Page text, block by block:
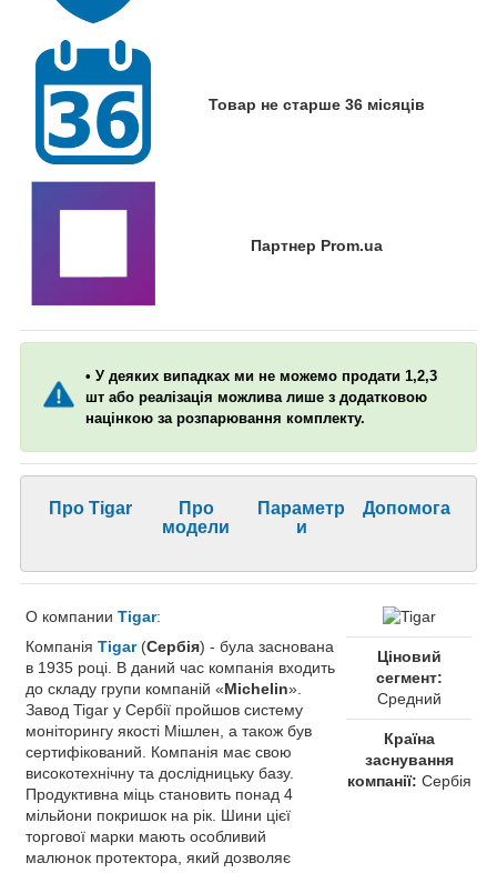
Товар не старше 36 місяців
Партнер Prom.ua
• У деяких випадках ми не можемо продати 1,2,3
шт або реалізація можлива лише з додатковою
націнкою за розпарювання комплекту.
Про Tigar
Про
модели
Параметр
и
Допомога
О компании Tigar:
Компанія Tigar(Сербія) - була заснована
в 1935 році. В даний час компанія входить
до складу групи компаній «Michelin».
Завод Tigar у Сербії пройшов систему
моніторингу якості Мішлен, а також був
сертифікований. Компанія має свою
високотехнічну та дослідницьку базу.
Продуктивна міць становить понад 4
мільйони покришок на рік. Шини цієї
торгової марки мають особливий
малюнок протектора, який дозволяє
Ціновий
сегмент:
Средний
Країна
заснування
компанії: Сербія